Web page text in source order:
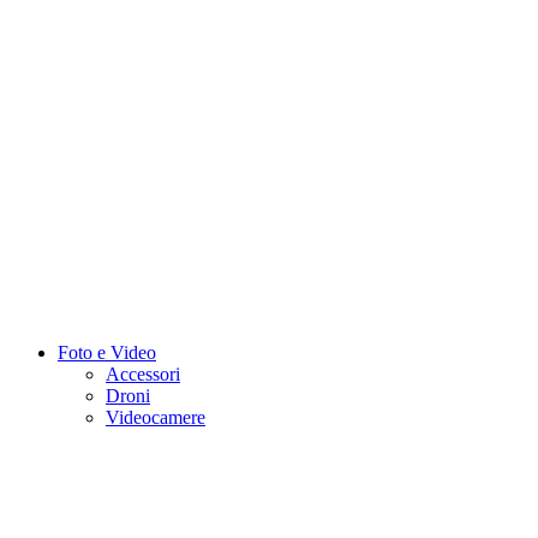
Foto e Video
Accessori
Droni
Videocamere